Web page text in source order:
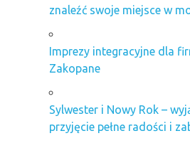
znaleźć swoje miejsce w
Imprezy integracyjne dla
Zakopane
Sylwester i Nowy Rok –
przyjęcie pełne radości i